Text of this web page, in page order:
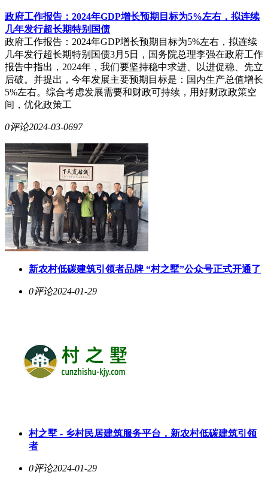
政府工作报告：2024年GDP增长预期目标为5%左右，拟连续
几年发行超长期特别国债
政府工作报告：2024年GDP增长预期目标为5%左右，拟连续
几年发行超长期特别国债3月5日，国务院总理李强在政府工作
报告中指出，2024年，我们要坚持稳中求进、以进促稳、先立
后破。并提出，今年发展主要预期目标是：国内生产总值增长
5%左右。综合考虑发展需要和财政可持续，用好财政政策空
间，优化政策工
0评论2024-03-0697
新农村低碳建筑引领者品牌 “村之墅”公众号正式开通了
0评论2024-01-29
村之墅 - 乡村民居建筑服务平台，新农村低碳建筑引领
者
0评论2024-01-29